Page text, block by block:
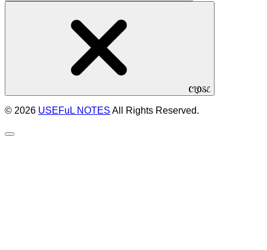
CLOSE
© 2026 USEFuL NOTES All Rights Reserved.